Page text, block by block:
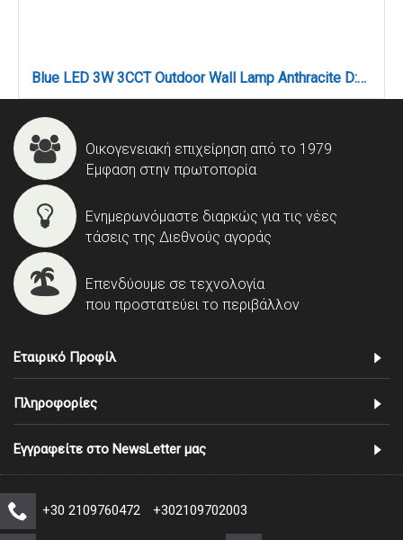
Blue LED 3W 3CCT Outdoor Wall Lamp Anthracite D:10cmx7cm (80202140)
Οικογενειακή επιχείρηση από το 1979
Έμφαση στην πρωτοπορία
Ενημερωνόμαστε διαρκώς για τις νέες
τάσεις της Διεθνούς αγοράς
Επενδύουμε σε τεχνολογία
που προστατεύει το περιβάλλον
Εταιρικό Προφίλ
Πληροφορίες
Εγγραφείτε στο NewsLetter μας
+30 2109760472 +302109702003